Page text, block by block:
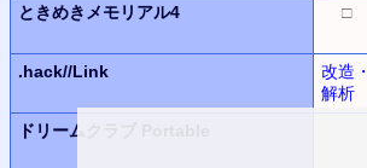
ときめきメモリアル4
□
.hack//Link
改造・
解析
ドリームクラブ Portable